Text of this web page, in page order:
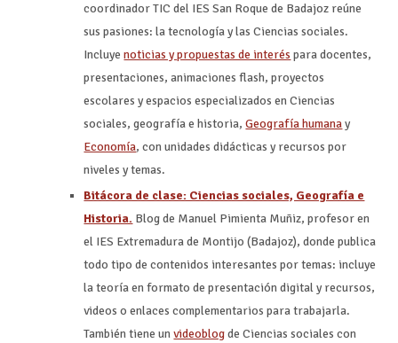
coordinador TIC del IES San Roque de Badajoz reúne
sus pasiones: la tecnología y las Ciencias sociales.
Incluyenoticias y propuestas de interés para docentes,
presentaciones, animaciones flash, proyectos
escolares y espacios especializados en Ciencias
sociales, geografía e historia,Geografía humanay
Economía, con unidades didácticas y recursos por
niveles y temas.
Bitácora de clase: Ciencias sociales, Geografía e
Historia. Blog de Manuel Pimienta Muñiz, profesor en
el IES Extremadura de Montijo (Badajoz), donde publica
todo tipo de contenidos interesantes por temas: incluye
la teoría en formato de presentación digital y recursos,
videos o enlaces complementarios para trabajarla.
También tiene unvideoblogde Ciencias sociales con